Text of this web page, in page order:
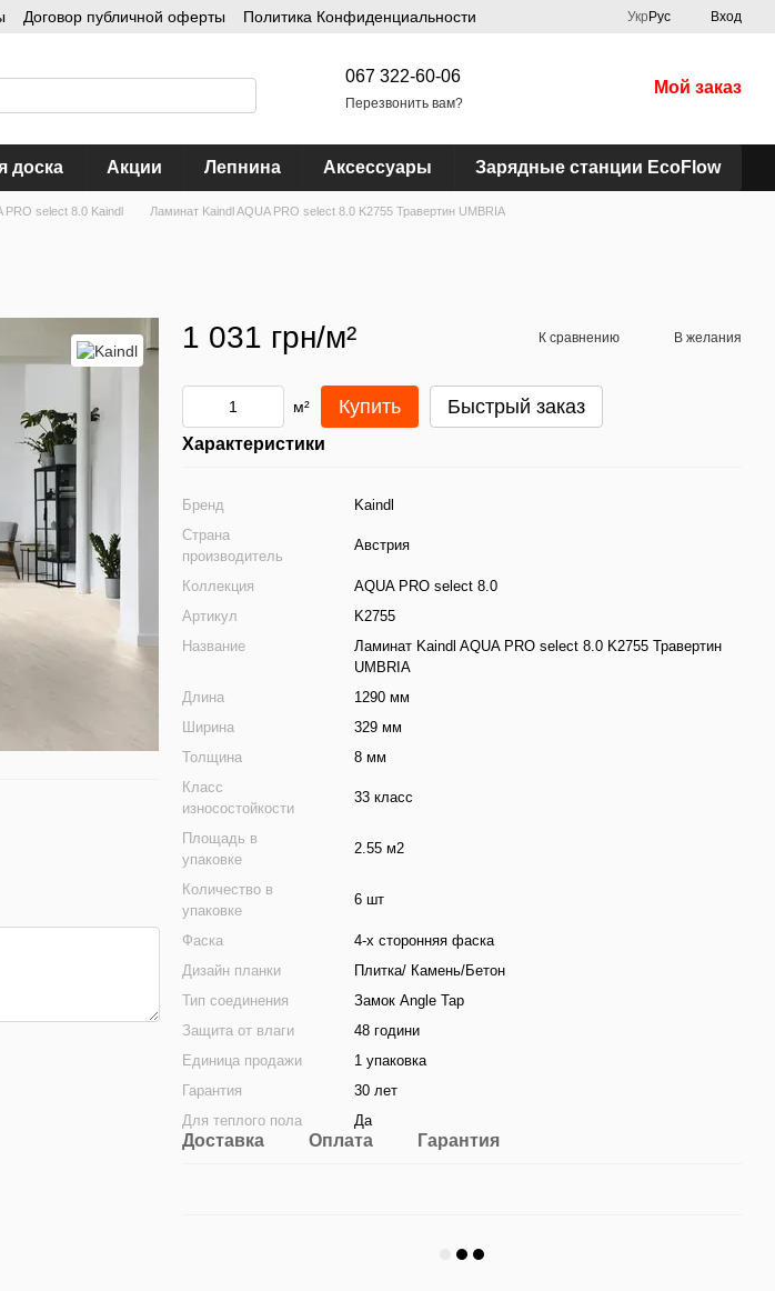
Договор публичной оферты Политика Конфиденциальности Укр Рус Вход
067 322-60-06
Перезвонить вам?
Мой заказ
доска Акции Лепнина Аксессуары Зарядные станции EcoFlow
PRO select 8.0 Kaindl Ламинат Kaindl AQUA PRO select 8.0 K2755 Травертин UMBRIA
1 031 грн/м² К сравнению В желания
м² Купить Быстрый заказ
Характеристики
Бренд
Kaindl
Страна
производитель
Австрия
Коллекция
AQUA PRO select 8.0
Артикул
K2755
Название
Ламинат Kaindl AQUA PRO select 8.0 K2755 Травертин
UMBRIA
Длина
1290 мм
Ширина
329 мм
Толщина
8 мм
Класс
износостойкости
33 класс
Площадь в
упаковке
2.55 м2
Количество в
упаковке
6 шт
Фаска
4-х сторонняя фаска
Дизайн планки
Плитка/ Камень/Бетон
Тип соединения
Замок Angle Tap
Защита от влаги
48 години
Единица продажи
1 упаковка
Гарантия
30 лет
Для теплого пола
Да
Доставка Оплата Гарантия